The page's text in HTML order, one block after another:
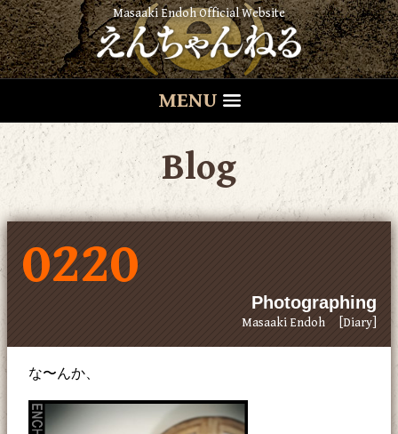
Masaaki Endoh Official Website
MENU
Blog
0220
Photographing
Masaaki Endoh [Diary]
な〜んか、